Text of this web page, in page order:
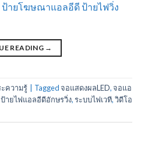
ายโฆษณาแอลอีดี ป้ายไฟวิ่ง
READING →
ะความรู้ TaggedจอแสดงผลLED,จอแอ
ป้ายไฟแอลอีดีอักษรวิ่ง,ระบบไฟเวที,วิดีโอ